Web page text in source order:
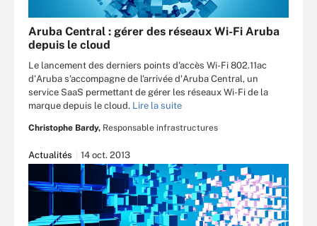
Aruba Central : gérer des réseaux Wi-Fi Aruba
depuis le cloud
Le lancement des derniers points d'accès Wi-Fi 802.11ac
d'Aruba s'accompagne de l'arrivée d'Aruba Central, un
service SaaS permettant de gérer les réseaux Wi-Fi de la
marque depuis le cloud. Lire la suite
Christophe Bardy, Responsable infrastructures
Actualités 14 oct. 2013